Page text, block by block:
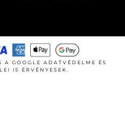
A GOOGLE ADATVÉDELME
ÉS
IS ÉRVÉNYESEK.